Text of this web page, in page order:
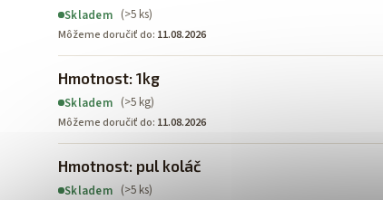
Skladem (>5 ks)
Môžeme doručiť do: 11.08.2026
Hmotnost: 1kg
Skladem (>5 kg)
Môžeme doručiť do: 11.08.2026
Hmotnost: pul koláč
Skladem (>5 ks)